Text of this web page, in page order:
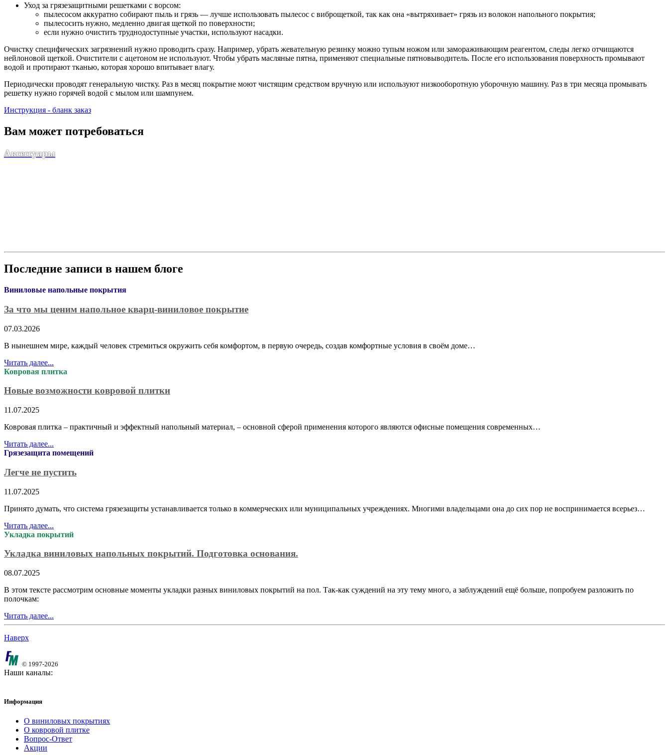
Уход за грязезащитными решетками с ворсом:
пылесосом аккуратно собирают пыль и грязь — лучше использовать пылесос с виброщеткой, так как она «вытряхивает» грязь из волокон напольного покрытия;
пылесосить нужно, медленно двигая щеткой по поверхности;
если нужно очистить труднодоступные участки, используют насадки.
Очистку специфических загрязнений нужно проводить сразу. Например, убрать жевательную резинку можно тупым ножом или замораживающим реагентом, следы легко отчищаются
нейлоновой щеткой. Очистители с ацетоном не используют. Чтобы убрать масляные пятна, применяют специальные пятновыводитель. После его использования поверхность промывают
водой и протирают тканью, которая хорошо впитывает влагу.
Периодически проводят генеральную чистку. Раз в месяц покрытие моют чистящим средством вручную или используют низкооборотную уборочную машину. Раз в три месяца промывать
решетку нужно горячей водой с мылом или шампунем.
Инструкция - бланк заказ
Вам может потребоваться
Аксессуары
Последние записи в нашем блоге
Виниловые напольные покрытия
За что мы ценим напольное кварц-виниловое покрытие
07.03.2026
В нынешнем мире, каждый человек стремиться окружить себя комфортом, в первую очередь, создав комфортные условия в своём доме…
Читать далее...
Ковровая плитка
Новые возможности ковровой плитки
11.07.2025
Ковровая плитка – практичный и эффектный напольный материал, – основной сферой применения которого являются офисные помещения современных…
Читать далее...
Грязезащита помещений
Легче не пустить
11.07.2025
Принято думать, что система грязезащиты устанавливается только в коммерческих или муниципальных учреждениях. Многими владельцами она до сих пор не воспринимается всерьез…
Читать далее...
Укладка покрытий
Укладка виниловых напольных покрытий. Подготовка основания.
08.07.2025
В этом тексте рассмотрим основные моменты укладки разных виниловых покрытий на пол. Так-как суждений на эту тему много, а заблуждений ещё больше, попробуем разложить по
полочкам:
Читать далее...
Наверх
© 1997-2026
Наши каналы:
Информация
О виниловых покрытиях
О ковровой плитке
Вопрос-Ответ
Акции